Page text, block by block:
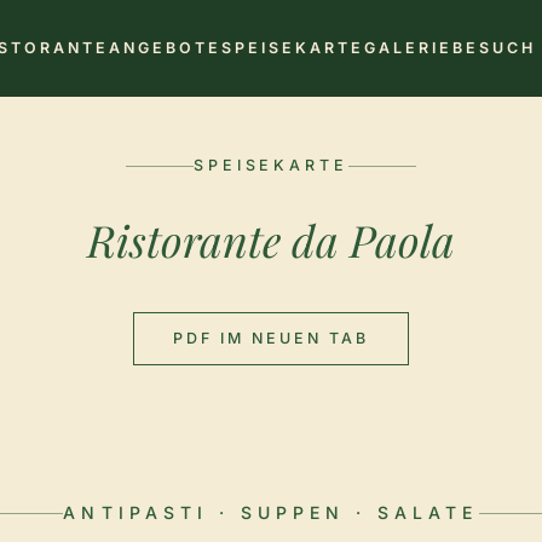
ANGEBOTE SPEISEKARTE GALERIE BESUCH
SPEISEKARTE
Ristorante da Paola
PDF IM NEUEN TAB
ANTIPASTI · SUPPEN · SALATE